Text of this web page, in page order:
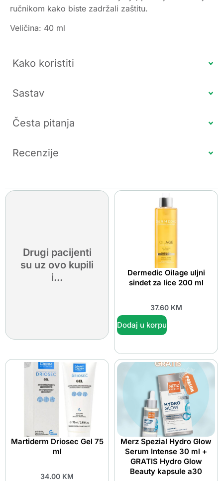
ručnikom kako biste zadržali zaštitu.
Veličina: 40 ml
Kako koristiti
Sastav
Česta pitanja
Recenzije
Drugi pacijenti
su uz ovo kupili
i...
Dermedic Oilage uljni
sindet za lice 200 ml
37.60 KM
Dodaj u korpu
Martiderm Driosec Gel 75
ml
34.00 KM
Merz Spezial Hydro Glow
Serum Intense 30 ml +
GRATIS Hydro Glow
Beauty kapsule a30